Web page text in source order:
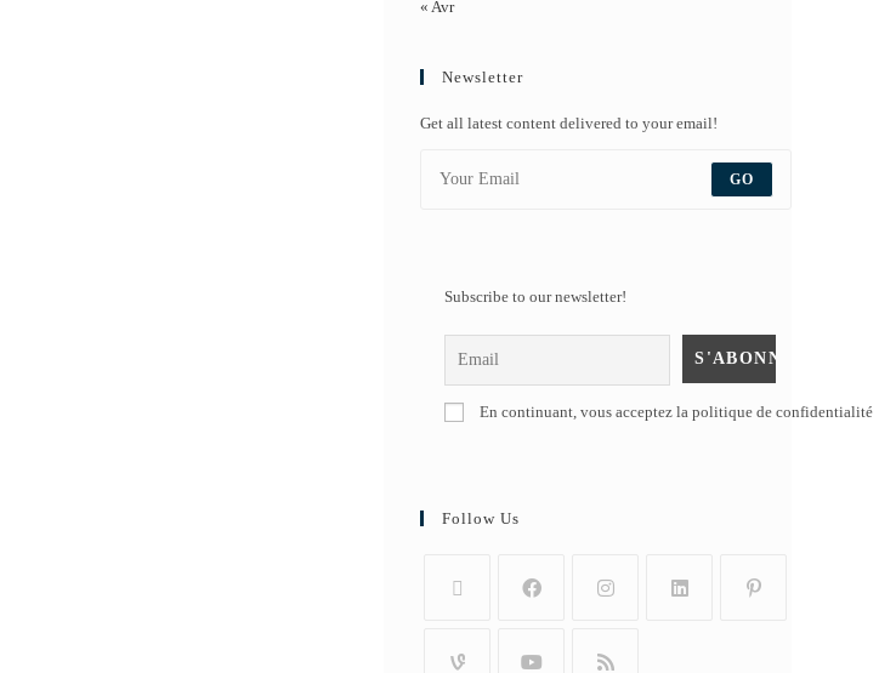
« Avr
Newsletter
Get all latest content delivered to your email!
GO
Subscribe to our newsletter!
En continuant, vous acceptez la politique de confidentialité
Follow Us